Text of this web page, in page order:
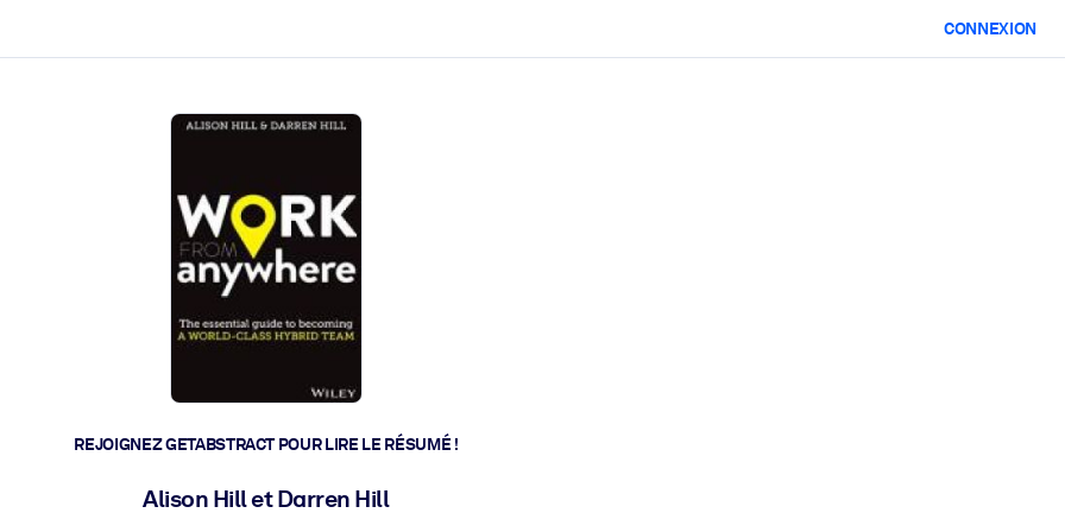
CONNEXION
REJOIGNEZ GETABSTRACT POUR LIRE LE RÉSUMÉ !
Alison Hill et Darren Hill